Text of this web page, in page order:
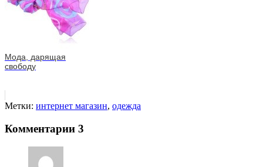
Мода, дарящая
свободу
Метки: интернет магазин, одежда
Комментарии 3